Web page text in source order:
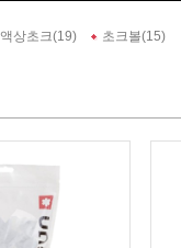
액상초크(19) 초크볼(15)